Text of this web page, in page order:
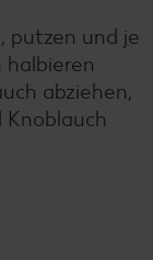
putzen und je
halbieren
abziehen,